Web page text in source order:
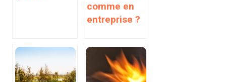
comme en
entreprise ?